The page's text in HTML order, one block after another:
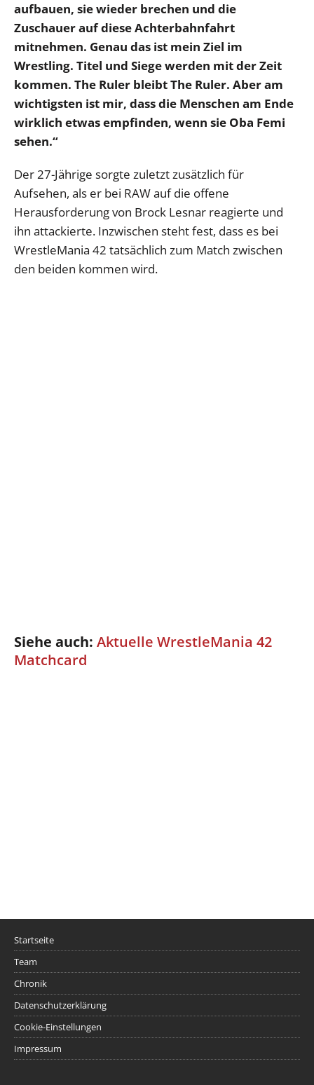
aufbauen, sie wieder brechen und die
Zuschauer auf diese Achterbahnfahrt
mitnehmen. Genau das ist mein Ziel im
Wrestling. Titel und Siege werden mit der Zeit
kommen. The Ruler bleibt The Ruler. Aber am
wichtigsten ist mir, dass die Menschen am Ende
wirklich etwas empfinden, wenn sie Oba Femi
sehen.“
Der 27-Jährige sorgte zuletzt zusätzlich für
Aufsehen, als er bei RAW auf die offene
Herausforderung von Brock Lesnar reagierte und
ihn attackierte. Inzwischen steht fest, dass es bei
WrestleMania 42 tatsächlich zum Match zwischen
den beiden kommen wird.
Siehe auch: Aktuelle WrestleMania 42
Matchcard
Startseite
Team
Chronik
Datenschutzerklärung
Cookie-Einstellungen
Impressum